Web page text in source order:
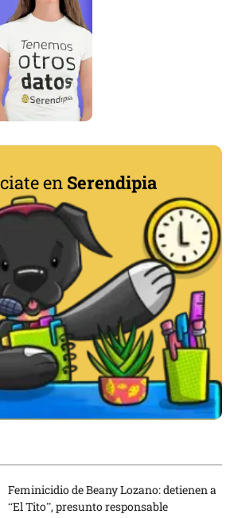
en Serendipia
Feminicidio de Beany Lozano: detienen a
“El Tito”, presunto responsable